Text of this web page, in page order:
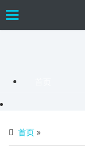
Toggle
首页 »